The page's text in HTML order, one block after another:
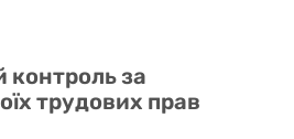
контроль за
трудових прав